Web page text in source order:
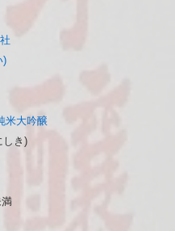
)
米大吟醸
しき)